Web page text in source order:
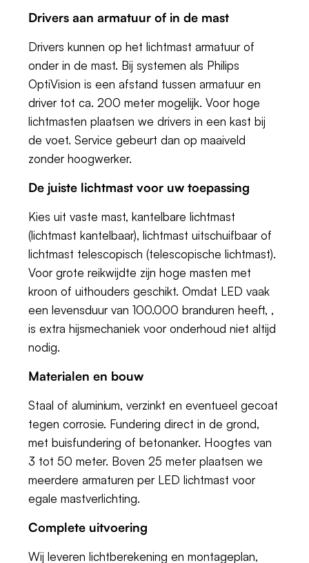
Drivers aan armatuur of in de mast
Drivers kunnen op het lichtmast armatuur of
onder in de mast. Bij systemen als Philips
OptiVision is een afstand tussen armatuur en
driver tot ca. 200 meter mogelijk. Voor hoge
lichtmasten plaatsen we drivers in een kast bij
de voet. Service gebeurt dan op maaiveld
zonder hoogwerker.
De juiste lichtmast voor uw toepassing
Kies uit vaste mast, kantelbare lichtmast
(lichtmast kantelbaar), lichtmast uitschuifbaar of
lichtmast telescopisch (telescopische lichtmast).
Voor grote reikwijdte zijn hoge masten met
kroon of uithouders geschikt. Omdat LED vaak
een levensduur van 100.000 branduren heeft, ,
is extra hijsmechaniek voor onderhoud niet altijd
nodig.
Materialen en bouw
Staal of aluminium, verzinkt en eventueel gecoat
tegen corrosie. Fundering direct in de grond,
met buisfundering of betonanker. Hoogtes van
3 tot 50 meter. Boven 25 meter plaatsen we
meerdere armaturen per LED lichtmast voor
egale mastverlichting.
Complete uitvoering
Wij leveren lichtberekening en montageplan,